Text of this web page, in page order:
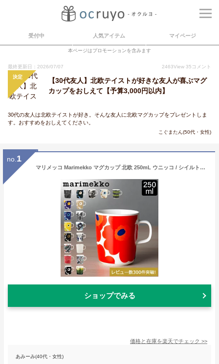
受付中 人気アイテム マイページ
本ページはプロモーションを含みます
最終更新日：2026/07/07 2463View 35 コメント
決定
【30代友人】北欧テイストが好きな友人が喜ぶマグ
カップをおしえて【予算3,000円以内】
30代の友人は北欧テイストが好き。そんな友人に北欧マグカップをプレゼントしま
す。おすすめをおしえてください。
こぐまたん(50代・女性)
no. 1
マリメッコ Marimekko マグカップ 北欧 250mL ウニッコ / シイルトラプータルハ / ティアラ / ヴェルイェクセトゥ / キールナ 他 コップ 母の日
ショップでみる
価格と在庫を楽天でチェック >>
あみーみ(40代・女性)